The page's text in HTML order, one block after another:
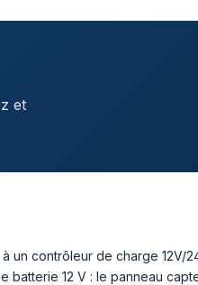
et
contrôleur de charge 12V/
12 V : le panneau